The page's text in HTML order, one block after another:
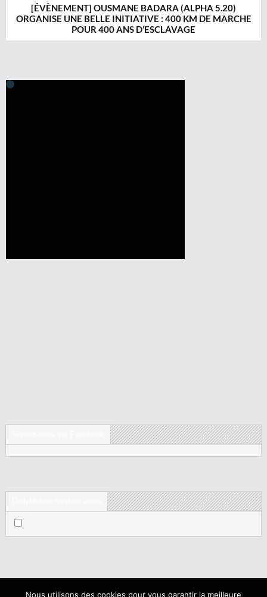
[ÉVÈNEMENT] OUSMANE BADARA (ALPHA 5.20)
ORGANISE UNE BELLE INITIATIVE : 400 KM DE MARCHE
POUR 400 ANS D’ESCLAVAGE
Nous utilisons des cookies pour vous garantir la meilleure